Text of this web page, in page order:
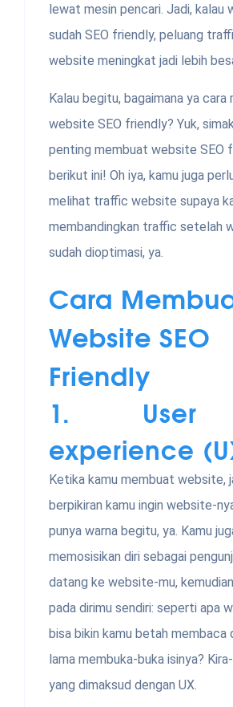
lewat mesin pencari. Jadi, kalau
sudah SEO friendly, peluang
website meningkat jadi lebih
Kalau begitu, bagaimana ya cara
website SEO friendly? Yuk,
penting membuat website SEO
berikut ini! Oh iya, kamu juga
melihat traffic website supaya
membandingkan traffic setelah
sudah dioptimasi, ya.
Cara
Website SEO
Friendly
1. User
experience
Ketika kamu membuat website,
berpikiran kamu ingin website-
punya warna begitu, ya. Kamu
memosisikan diri sebagai
datang ke website-mu,
pada dirimu sendiri: seperti apa
bisa bikin kamu betah membaca
lama membuka-buka isinya?
yang dimaksud dengan UX.